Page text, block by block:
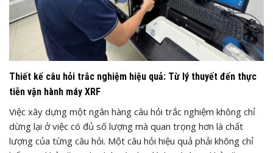
Thiết kế câu hỏi trắc nghiệm hiệu quả: Từ lý thuyết đến thực
tiễn vận hành máy XRF
Việc xây dựng một ngân hàng câu hỏi trắc nghiệm không chỉ
dừng lại ở việc có đủ số lượng mà quan trọng hơn là chất
lượng của từng câu hỏi. Một câu hỏi hiệu quả phải không chỉ